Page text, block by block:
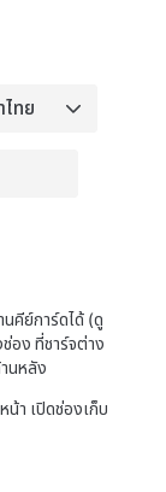
คีย์การ์ดได้ (ดู
อง ที่ชาร์จต่าง
นหลัง
น้า เปิดช่องเก็บ